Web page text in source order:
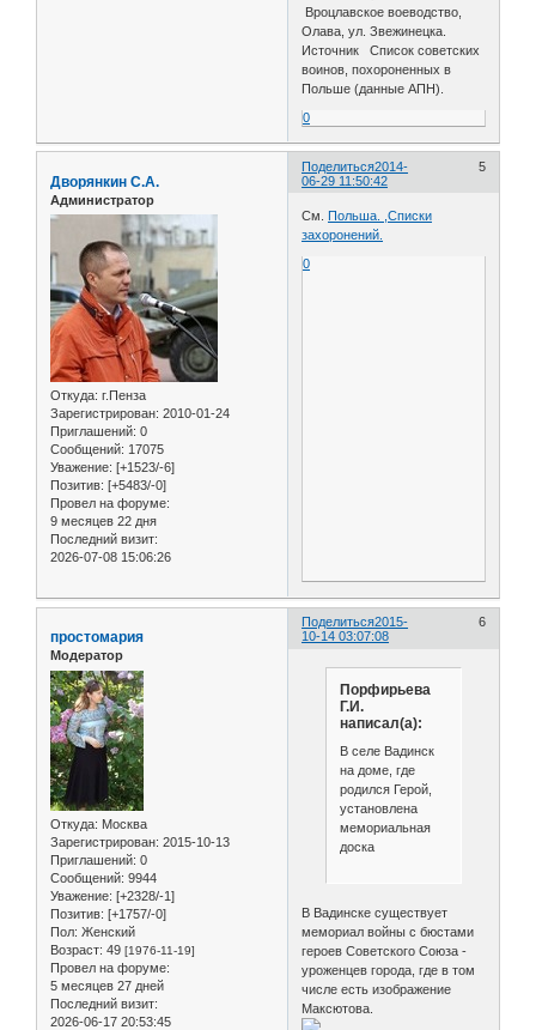
Вроцлавское воеводство,
Олава, ул. Звежинецка.
Источник Список советских
воинов, похороненных в
Польше (данные АПН).
0
Поделиться 5
2014-
06-29 11:50:42
Дворянкин С.А.
Администратор
Откуда: г.Пенза
Зарегистрирован: 2010-01-24
Приглашений: 0
Сообщений: 17075
Уважение: [+1523/-6]
Позитив: [+5483/-0]
Провел на форуме:
9 месяцев 22 дня
Последний визит:
2026-07-08 15:06:26
См.
Польша. ,Списки
захоронений.
0
Поделиться 6
2015-
10-14 03:07:08
простомария
Модератор
Откуда: Москва
Зарегистрирован: 2015-10-13
Приглашений: 0
Сообщений: 9944
Уважение: [+2328/-1]
Позитив: [+1757/-0]
Пол: Женский
Возраст: 49 [1976-11-19]
Провел на форуме:
5 месяцев 27 дней
Последний визит:
2026-06-17 20:53:45
Порфирьева
Г.И.
написал(а):
В селе Вадинск
на доме, где
родился Герой,
установлена
мемориальная
доска
В Вадинске существует
мемориал войны с бюстами
героев Советского Союза -
уроженцев города, где в том
числе есть изображение
Максютова.